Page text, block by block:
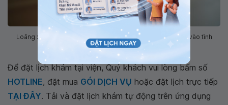
Loãng xương ở người cao tuổi nên dùng thuốc gì phụ thuộc vào tình
trạng của người bệnh.
Để đặt lịch khám tại viện, Quý khách vui lòng bấm số
HOTLINE, đặt mua GÓI DỊCH VỤ hoặc đặt lịch trực tiếp
TẠI ĐÂY. Tải và đặt lịch khám tự động trên ứng dụng